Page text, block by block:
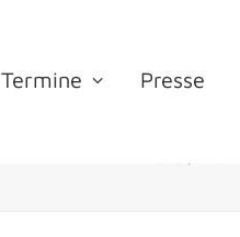
Termine Presse